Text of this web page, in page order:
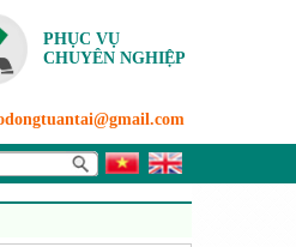
PHỤC VỤ
CHUYÊN NGHIỆP